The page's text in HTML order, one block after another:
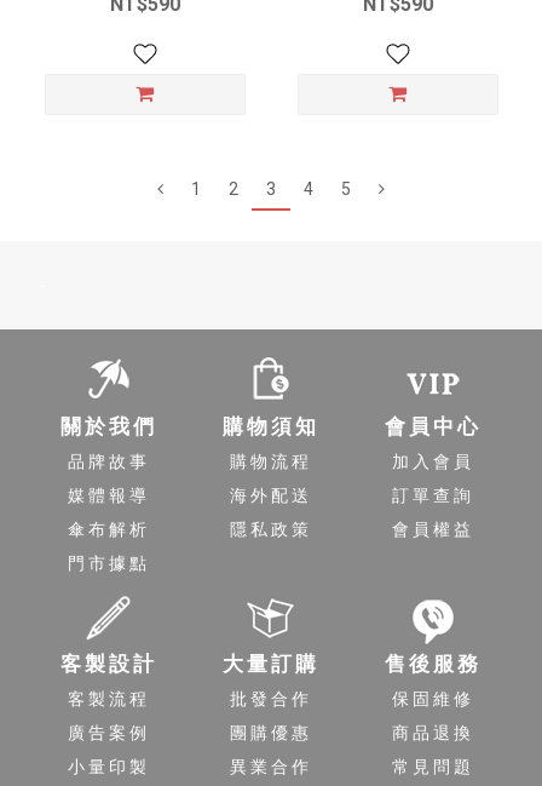
1 2 3 4 5
關於我們
品牌故事
媒體報導
傘布解析
門市據點
購物須知
購物流程
海外配送
隱私政策
會員中心
加入會員
訂單查詢
會員權益
客製設計
客製流程
廣告案例
小量印製
大量訂購
批發合作
團購優惠
異業合作
售後服務
保固維修
商品退換
常見問題